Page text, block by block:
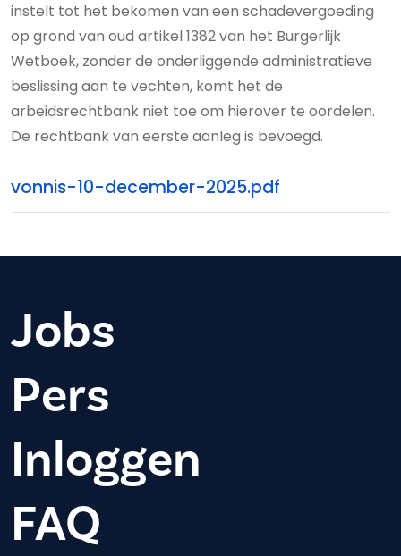
instelt tot het bekomen van een schadevergoeding
op grond van oud artikel 1382 van het Burgerlijk
Wetboek, zonder de onderliggende administratieve
beslissing aan te vechten, komt het de
arbeidsrechtbank niet toe om hierover te oordelen.
De rechtbank van eerste aanleg is bevoegd.
vonnis-10-december-2025.pdf
Jobs
Pers
Inloggen
FAQ